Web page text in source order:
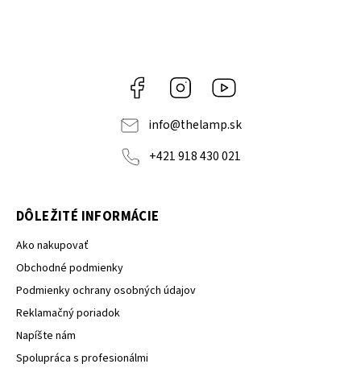
Facebook Instagram
info@thelamp.sk
+421 918 430 021
DÔLEŽITÉ INFORMÁCIE
Ako nakupovať
Obchodné podmienky
Podmienky ochrany osobných údajov
Reklamačný poriadok
Napíšte nám
Spolupráca s profesionálmi